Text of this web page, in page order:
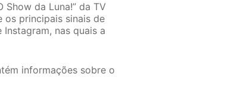
Show da Luna!” da TV
os principais sinais de
nas quais a
informações sobre o